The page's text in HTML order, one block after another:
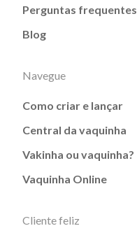
Perguntas frequentes
Blog
Navegue
Como criar e lançar
Central da vaquinha
Vakinha ou vaquinha?
Vaquinha Online
Cliente feliz